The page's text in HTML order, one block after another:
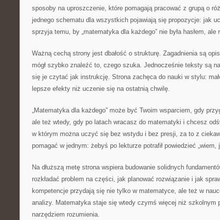
sposoby na uproszczenie, które pomagają pracować z grupą o
jednego schematu dla wszystkich pojawiają się propozycje: jak
sprzyja temu, by „matematyka dla każdego” nie była hasłem, ale
Ważną cechą strony jest dbałość o strukturę. Zagadnienia są
mógł szybko znaleźć to, czego szuka. Jednocześnie teksty są
się je czytać jak instrukcję. Strona zachęca do nauki w stylu:
lepsze efekty niż uczenie się na ostatnią chwilę.
„Matematyka dla każdego” może być Twoim wsparciem, gdy
ale też wtedy, gdy po latach wracasz do matematyki i chcesz
w którym można uczyć się bez wstydu i bez presji, za to z
pomagać w jednym: żebyś po lekturze potrafił powiedzieć „wiem,
Na dłuższą metę strona wspiera budowanie solidnych
rozkładać problem na części, jak planować rozwiązanie i jak
kompetencje przydają się nie tylko w matematyce, ale też w
analizy. Matematyka staje się wtedy czymś więcej niż szkolnym
narzędziem rozumienia.